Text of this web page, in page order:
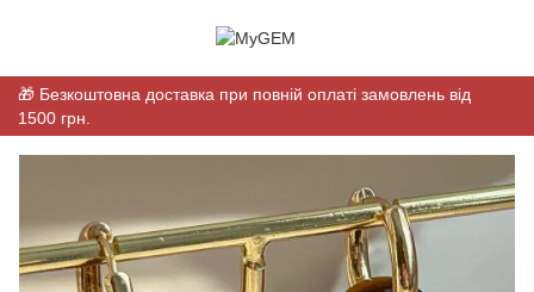
🎁 Безкоштовна доставка при повній оплаті замовлень від
1500 грн.